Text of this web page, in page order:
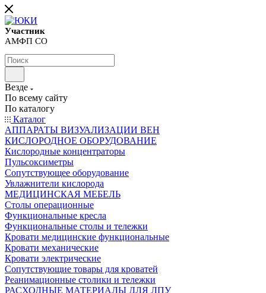
Участник
АМФП СО
Везде
По всему сайту
По каталогу
Каталог
АППАРАТЫ ВИЗУАЛИЗАЦИИ ВЕН
КИСЛОРОДНОЕ ОБОРУДОВАНИЕ
Кислородные концентраторы
Пульсоксиметры
Сопутствующее оборудование
Увлажнители кислорода
МЕДИЦИНСКАЯ МЕБЕЛЬ
Столы операционные
Функциональные кресла
Функциональные столы и тележки
Кровати медицинские функциональные
Кровати механические
Кровати электрические
Сопутствующие товары для кроватей
Реанимационные столики и тележки
РАСХОДНЫЕ МАТЕРИАЛЫ ДЛЯ ЛПУ